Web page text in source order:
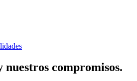
nuestros compromisos.